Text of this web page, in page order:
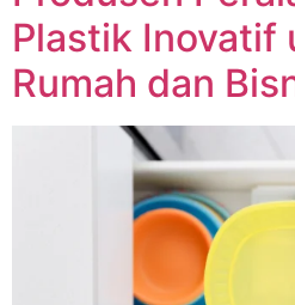
Plastik Inovatif
Rumah dan